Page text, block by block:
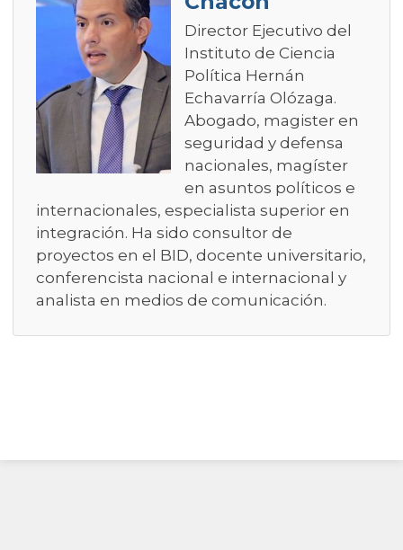
Director Ejecutivo del
Instituto de Ciencia
Política Hernán
Echavarría Olózaga.
Abogado, magister en
seguridad y defensa
nacionales, magíster
en asuntos políticos e
internacionales, especialista superior en
integración. Ha sido consultor de
proyectos en el BID, docente universitario,
conferencista nacional e internacional y
analista en medios de comunicación.